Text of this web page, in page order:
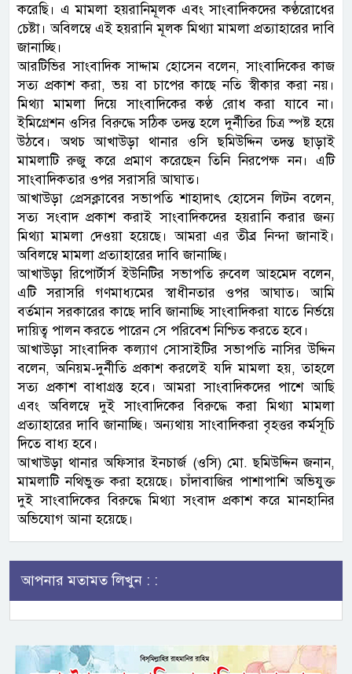
করেছি। এ মামলা হয়রানিমূলক এবং সাংবাদিকদের কণ্ঠরোধের
চেষ্টা। অবিলম্বে এই হয়রানি মূলক মিথ্যা মামলা প্রত্যাহারের দাবি
জানাচ্ছি।
আরটিভির সাংবাদিক সাদ্দাম হোসেন বলেন, সাংবাদিকের কাজ
সত্য প্রকাশ করা, ভয় বা চাপের কাছে নতি স্বীকার করা নয়।
মিথ্যা মামলা দিয়ে সাংবাদিকের কণ্ঠ রোধ করা যাবে না।
ইমিগ্রেশন ওসির বিরুদ্ধে সঠিক তদন্ত হলে দুর্নীতির চিত্র স্পষ্ট হয়ে
উঠবে। অথচ আখাউড়া থানার ওসি ছমিউদ্দিন তদন্ত ছাড়াই
মামলাটি রুজু করে প্রমাণ করেছেন তিনি নিরপেক্ষ নন। এটি
সাংবাদিকতার ওপর সরাসরি আঘাত।
আখাউড়া প্রেসক্লাবের সভাপতি শাহাদাৎ হোসেন লিটন বলেন,
সত্য সংবাদ প্রকাশ করাই সাংবাদিকদের হয়রানি করার জন্য
মিথ্যা মামলা দেওয়া হয়েছে। আমরা এর তীব্র নিন্দা জানাই।
অবিলম্বে মামলা প্রত্যাহারের দাবি জানাচ্ছি।
আখাউড়া রিপোর্টার্স ইউনিটির সভাপতি রুবেল আহমেদ বলেন,
এটি সরাসরি গণমাধ্যমের স্বাধীনতার ওপর আঘাত। আমি
বর্তমান সরকারের কাছে দাবি জানাচ্ছি সাংবাদিকরা যাতে নির্ভয়ে
দায়িত্ব পালন করতে পারেন সে পরিবেশ নিশ্চিত করতে হবে।
আখাউড়া সাংবাদিক কল্যাণ সোসাইটির সভাপতি নাসির উদ্দিন
বলেন, অনিয়ম-দুর্নীতি প্রকাশ করলেই যদি মামলা হয়, তাহলে
সত্য প্রকাশ বাধাগ্রস্ত হবে। আমরা সাংবাদিকদের পাশে আছি
এবং অবিলম্বে দুই সাংবাদিকের বিরুদ্ধে করা মিথ্যা মামলা
প্রত্যাহারের দাবি জানাচ্ছি। অন্যথায় সাংবাদিকরা বৃহত্তর কর্মসূচি
দিতে বাধ্য হবে।
আখাউড়া থানার অফিসার ইনচার্জ (ওসি) মো. ছমিউদ্দিন জনান,
মামলাটি নথিভুক্ত করা হয়েছে। চাঁদাবাজির পাশাপাশি অভিযুক্ত
দুই সাংবাদিকের বিরুদ্ধে মিথ্যা সংবাদ প্রকাশ করে মানহানির
অভিযোগ আনা হয়েছে।
আপনার মতামত লিখুন : :